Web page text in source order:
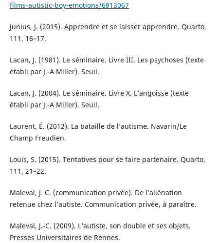
films-autistic-boy-emotions/6913067
Junius, J. (2015). Apprendre et se laisser apprendre. Quarto,
111, 16–17.
Lacan, J. (1981). Le séminaire. Livre III. Les psychoses (texte
établi par J.-A Miller). Seuil.
Lacan, J. (2004). Le séminaire. Livre X. L’angoisse (texte
établi par J.-A Miller). Seuil.
Laurent, É. (2012). La bataille de l’autisme. Navarin/Le
Champ Freudien.
Louis, S. (2015). Tentatives pour se faire partenaire. Quarto,
111, 21–22.
Maleval, J. C. (communication privée). De l’aliénation
retenue chez l’autiste. Communication privée, à paraître.
Maleval, J.-C. (2009). L’autiste, son double et ses objets.
Presses Universitaires de Rennes.